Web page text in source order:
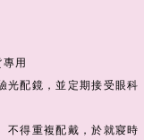
用
光配鏡，並定期接受眼科
不得重複配戴，於就寢時